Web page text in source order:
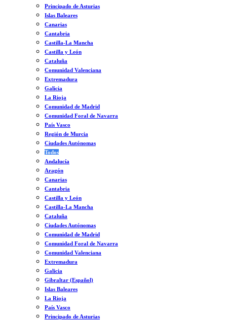
Principado de Asturias
Islas Baleares
Canarias
Cantabria
Castilla-La Mancha
Castilla y León
Cataluña
Comunidad Valenciana
Extremadura
Galicia
La Rioja
Comunidad de Madrid
Comunidad Foral de Navarra
País Vasco
Región de Murcia
Ciudades Autónomas
Todos
Andalucía
Aragón
Canarias
Cantabria
Castilla y León
Castilla-La Mancha
Cataluña
Ciudades Autónomas
Comunidad de Madrid
Comunidad Foral de Navarra
Comunidad Valenciana
Extremadura
Galicia
Gibraltar (Español)
Islas Baleares
La Rioja
País Vasco
Principado de Asturias